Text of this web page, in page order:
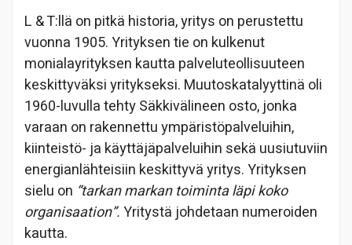
L & T:llä on pitkä historia, yritys on perustettu
vuonna 1905. Yrityksen tie on kulkenut
monialayrityksen kautta palveluteollisuuteen
keskittyväksi yritykseksi. Muutoskatalyyttinä oli
1960-luvulla tehty Säkkivälineen osto, jonka
varaan on rakennettu ympäristöpalveluihin,
kiinteistö- ja käyttäjäpalveluihin sekä uusiutuviin
energianlähteisiin keskittyvä yritys. Yrityksen
sielu on “tarkan markan toiminta läpi koko
organisaation”.Yritystä johdetaan numeroiden
kautta.